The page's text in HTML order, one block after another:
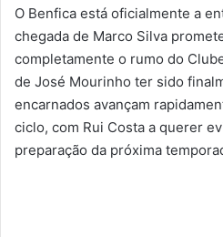
O Benfica está oficialmente a
chegada de Marco Silva
completamente o rumo do
de José Mourinho ter sido
encarnados avançam
ciclo, com Rui Costa a querer
preparação da próxima